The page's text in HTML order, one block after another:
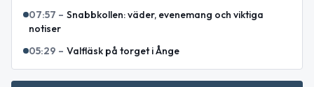
07:57 – Snabbkollen: väder, evenemang och viktiga
notiser
05:29 – Valfläsk på torget i Ånge